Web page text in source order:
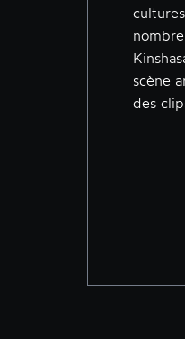
scène
des